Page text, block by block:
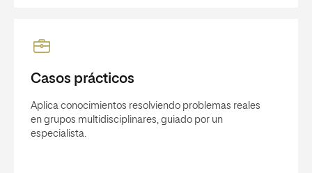
Casos prácticos
Aplica conocimientos resolviendo problemas reales
en grupos multidisciplinares, guiado por un
especialista.